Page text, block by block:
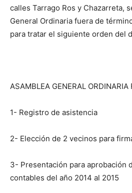
calles Tarrago Ros y Chazarreta,
General Ordinaria fuera de
para tratar el siguiente orden del
ASAMBLEA GENERAL ORDINARIA
1- Registro de asistencia
2- Elección de 2 vecinos para
3- Presentación para aprobación
contables del año 2014 al 2015